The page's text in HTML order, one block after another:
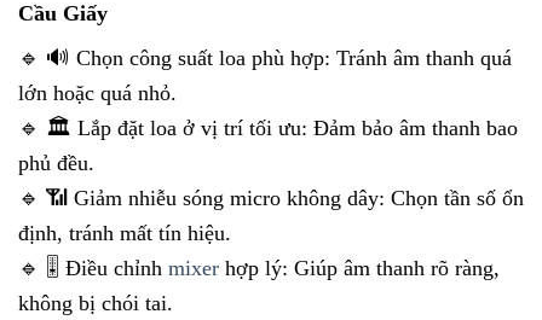
Cầu Giấy
🔹 🔊 Chọn công suất loa phù hợp: Tránh âm thanh quá
lớn hoặc quá nhỏ.
🔹 🏛 Lắp đặt loa ở vị trí tối ưu: Đảm bảo âm thanh bao
phủ đều.
🔹 📶 Giảm nhiễu sóng micro không dây: Chọn tần số ổn
định, tránh mất tín hiệu.
🔹 🎚 Điều chỉnh mixer hợp lý: Giúp âm thanh rõ ràng,
không bị chói tai.